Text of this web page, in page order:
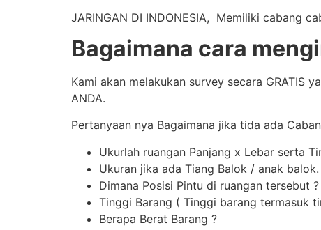
JARINGAN DI INDONESIA, Memiliki cabang
Bagaimana cara
Kami akan melakukan survey secara GRATIS
ANDA.
Pertanyaan nya Bagaimana jika tida ada
Ukurlah ruangan Panjang x Lebar serta
Ukuran jika ada Tiang Balok / anak balok.
Dimana Posisi Pintu di ruangan tersebut ?
Tinggi Barang ( Tinggi barang termasuk
Berapa Berat Barang ?